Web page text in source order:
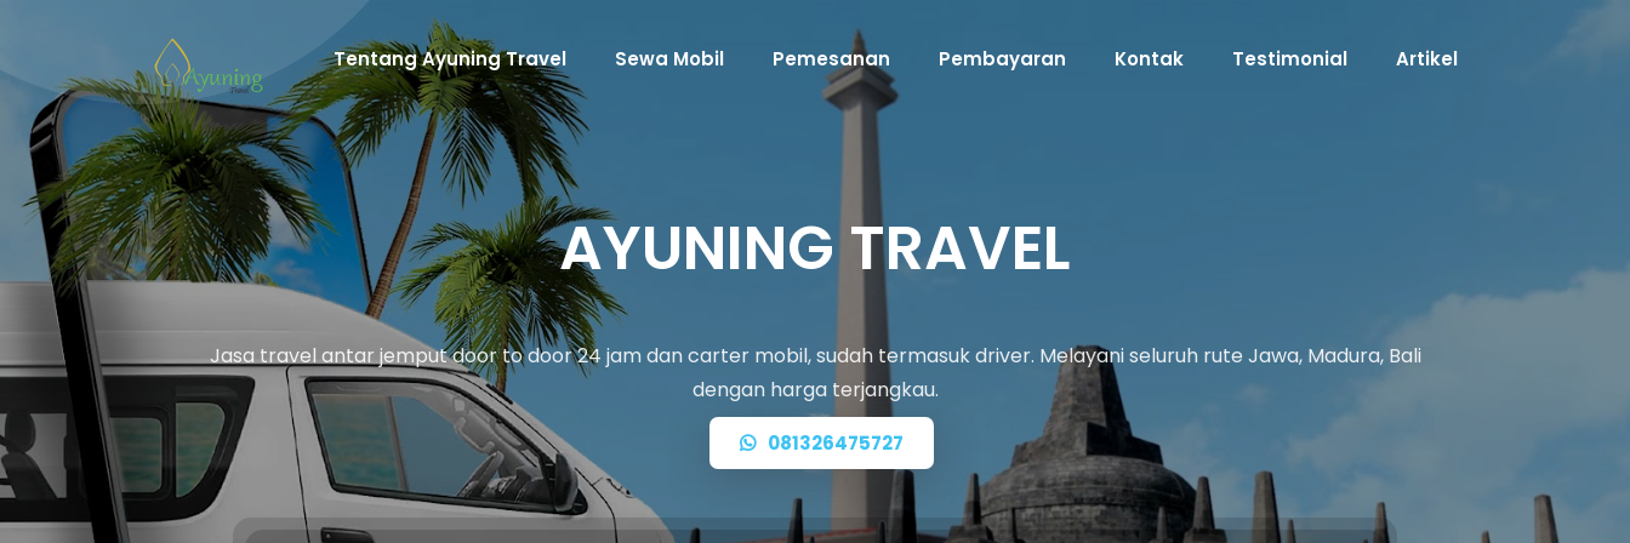
Tentang Ayuning Travel Sewa Mobil Pemesanan Pembayaran Kontak Testimonial Artikel
AYUNING TRAVEL
Jasa travel antar jemput door to door 24 jam dan carter mobil, sudah termasuk driver. Melayani seluruh rute Jawa, Madura, Bali
dengan harga terjangkau.
081326475727